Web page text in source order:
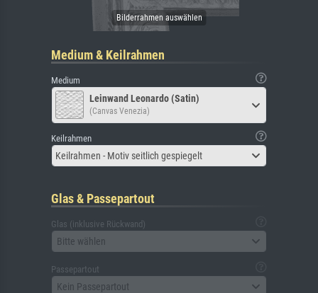
Medium & Keilrahmen
Medium
Leinwand Leonardo (Satin)
(Canvas Venezia)
Keilrahmen
Keilrahmen - Motiv seitlich gespiegelt
Glas & Passepartout
Glas (inklusive Rückwand)
Bitte wählen
Passepartout
Kein Passepartout